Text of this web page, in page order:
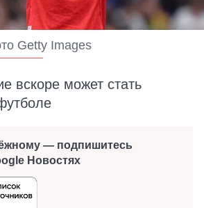
Getty Images
вскоре может стать
— подпишитесь
Новостях